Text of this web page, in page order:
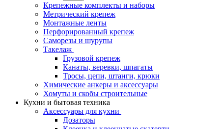
Крепежные комплекты и наборы
Метрический крепеж
Монтажные ленты
Перфорированный крепеж
Саморезы и шурупы
Такелаж
Грузовой крепеж
Канаты, веревки, шпагаты
Тросы, цепи, штанги, крюки
Химические анкеры и аксессуары
Хомуты и скобы строительные
Кухни и бытовая техника
Аксессуары для кухни
Дозаторы